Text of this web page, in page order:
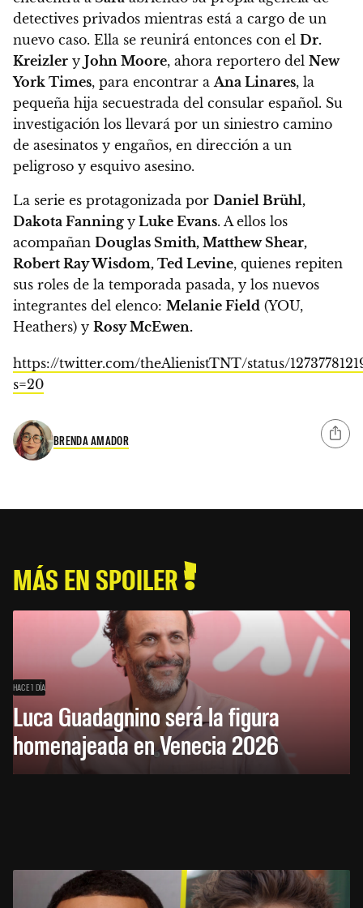
detectives privados mientras está a cargo de un
nuevo caso. Ella se reunirá entonces con el Dr.
Kreizler y John Moore, ahora reportero del New
York Times, para encontrar aAna Linares, la
pequeña hija secuestrada del consular español. Su
investigación los llevará por un siniestro camino
de asesinatos y engaños, en dirección a un
peligroso y esquivo asesino.
La serie es protagonizada por Daniel Brühl,
Dakota Fanning y Luke Evans. A ellos los
acompañan Douglas Smith, Matthew Shear,
Robert Ray Wisdom, Ted Levine, quienes repiten
sus roles de la temporada pasada, y los nuevos
integrantes del elenco: Melanie Field (YOU,
Heathers) y Rosy McEwen.
https://twitter.com/theAlienistTNT/status/
s=20
BRENDA AMADOR
MÁS EN SPOILER
HACE 1 DÍA
Luca Guadagnino será la figura
homenajeada en Venecia 2026